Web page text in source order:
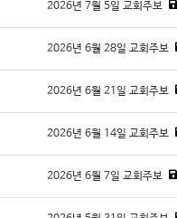
2026년 7월 5일 교회주보
2026년 6월 28일 교회주보
2026년 6월 21일 교회주보
2026년 6월 14일 교회주보
2026년 6월 7일 교회주보